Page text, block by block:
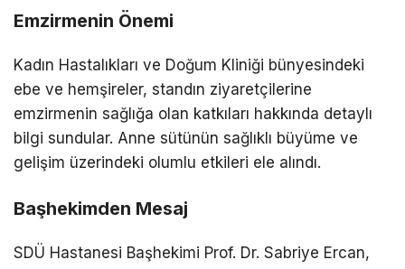
Emzirmenin Önemi
Kadın Hastalıkları ve Doğum Kliniği bünyesindeki
ebe ve hemşireler, standın ziyaretçilerine
emzirmenin sağlığa olan katkıları hakkında detaylı
bilgi sundular. Anne sütünün sağlıklı büyüme ve
gelişim üzerindeki olumlu etkileri ele alındı.
Başhekimden Mesaj
SDÜ Hastanesi Başhekimi Prof. Dr. Sabriye Ercan,